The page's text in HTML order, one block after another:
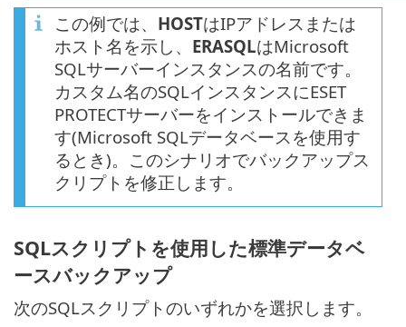
この例では、 HOSTはIPアドレスまたは
ホスト名を示し、 ERASQLはMicrosoft
SQLサーバーインスタンスの名前です。
カスタム名のSQLインスタンスにESET
PROTECTサーバーをインストールできま
す(Microsoft SQLデータベースを使用す
るとき)。このシナリオでバックアップス
クリプトを修正します。
SQLスクリプトを使用した標準データベ
ースバックアップ
次のSQLスクリプトのいずれかを選択します。